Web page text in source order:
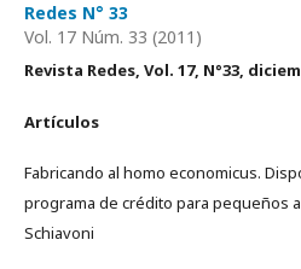
Redes N° 33
Vol. 17 Núm. 33 (2011)
Revista Redes, Vol. 17, N°33,
Artículos
Fabricando al homo economicus.
programa de crédito para pequeños
Schiavoni